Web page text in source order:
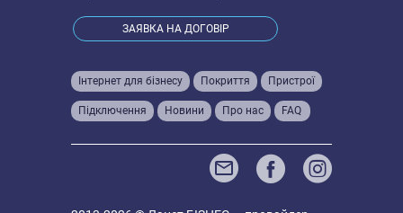
Інтернет для бізнесу Покриття Пристрої
Підключення Новини Про нас FAQ
ЗАЯВКА НА ДОГОВІР